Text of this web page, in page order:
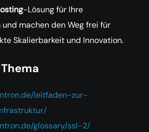
-Lösung für Ihre
machen den Weg frei für
Skalierbarkeit und Innovation.
leitfaden-zur-
glossary/ssl-2/